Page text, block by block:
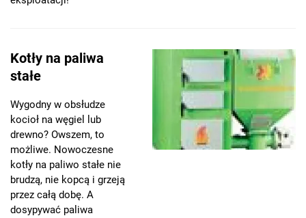
Kotły na paliwa
stałe
Wygodny w obsłudze
kocioł na węgiel lub
drewno? Owszem, to
możliwe. Nowoczesne
kotły na paliwo stałe nie
brudzą, nie kopcą i grzeją
przez całą dobę. A
dosypywać paliwa